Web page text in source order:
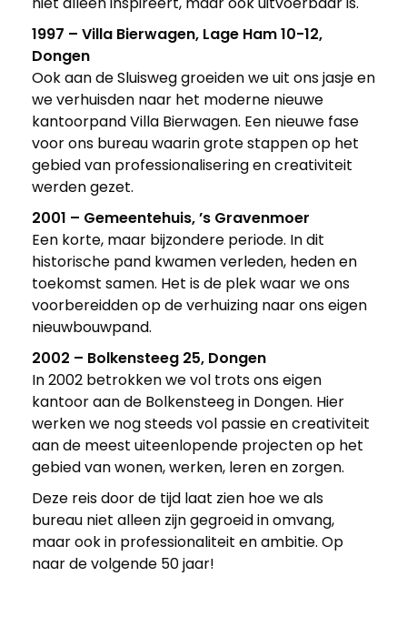
1997 – Villa Bierwagen, Lage Ham 10-12,
Dongen
Ook aan de Sluisweg groeiden we uit ons jasje en
we verhuisden naar het moderne nieuwe
kantoorpand Villa Bierwagen. Een nieuwe fase
voor ons bureau waarin grote stappen op het
gebied van professionalisering en creativiteit
werden gezet.
2001 – Gemeentehuis, ’s Gravenmoer
Een korte, maar bijzondere periode. In dit
historische pand kwamen verleden, heden en
toekomst samen. Het is de plek waar we ons
voorbereidden op de verhuizing naar ons eigen
nieuwbouwpand.
2002 – Bolkensteeg 25, Dongen
In 2002 betrokken we vol trots ons eigen
kantoor aan de Bolkensteeg in Dongen. Hier
werken we nog steeds vol passie en creativiteit
aan de meest uiteenlopende projecten op het
gebied van wonen, werken, leren en zorgen.
Deze reis door de tijd laat zien hoe we als
bureau niet alleen zijn gegroeid in omvang,
maar ook in professionaliteit en ambitie. Op
naar de volgende 50 jaar!